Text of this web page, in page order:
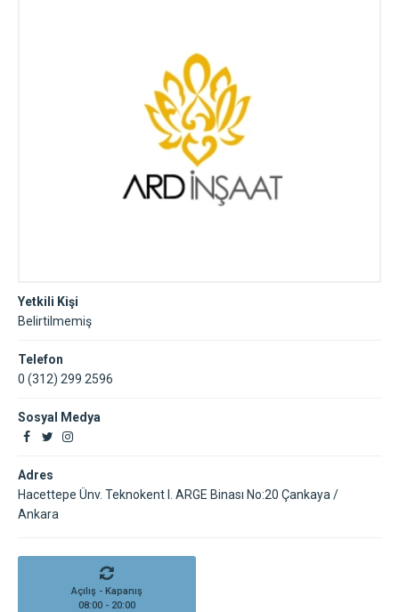
Yetkili Kişi
Belirtilmemiş
Telefon
0 (312) 299 2596
Sosyal Medya
Adres
Hacettepe Ünv. Teknokent I. ARGE Binası No:20 Çankaya /
Ankara
Açılış - Kapanış
08:00 - 20:00